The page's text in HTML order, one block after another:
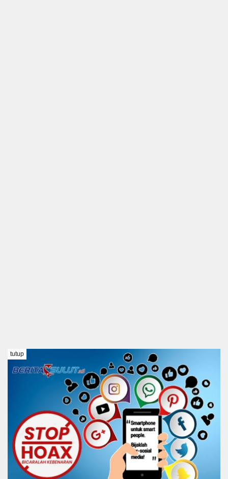
TENTANG KAMI REDAKSI
DISCLAIMER
tutup